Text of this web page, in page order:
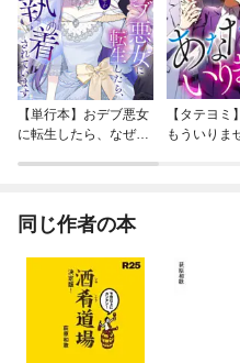
【単行本】おデブ悪女
に転生したら、なぜか
【タテヨミ
もういりま
同じ作者の本